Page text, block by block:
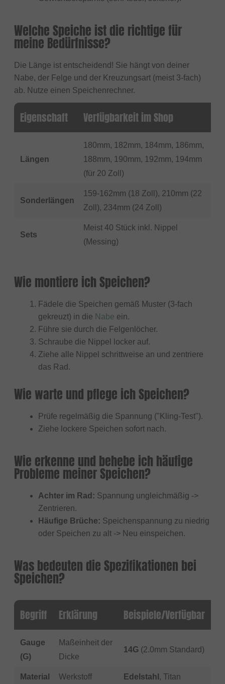
Welche Speiche ist die richtige für
meine Bedürfnisse?
Die Länge ist entscheidend! Sie hängt von deiner
Nabe, der Felge und der Kreuzungsart (meist 3-fach)
ab. Nutze einen Speichenrechner.
Eigenschaft Verfügbarkeit im Shop
Längen
180mm, 182mm, 184mm, 186mm,
188mm, 190mm, 192mm, 194mm
(für 20 Zoll)
Sonderlängen
159-162mm (18 Zoll), 210mm (22
Zoll), 234mm (24 Zoll)
Sets
Meist 40 Stück inkl. Nippel
(Messing)
Wie montiere ich Speichen?
Fädele die Speichen gemäß Muster (3-fach
gekreuzt) in die Nabe ein.
Führe sie durch die Felgenlöcher.
Schraube die Nippel locker auf.
Ziehe alle Nippel schrittweise an und zentriere
das Rad.
Wie warte und pflege ich Speichen?
Prüfe regelmäßig die Spannung ("Kling-Test").
Ziehe lockere Speichen sofort nach.
Wie erkenne und behebe ich häufige
Probleme meiner Speichen?
Achter im Rad: Spannung ungleichmäßig ->
Zentrieren.
Häufige Brüche: Speichenspannung zu niedrig
oder Speichen zu alt -> Neu einspeichen.
Was bedeuten die Spezifikationen bei
Speichen?
Begriff Erklärung Beispiele/Verfügbar
Gauge
(G)
Maßeinheit der
Dicke
14G (2.0mm Standard)
Material Werkstoff Edelstahl , Titan